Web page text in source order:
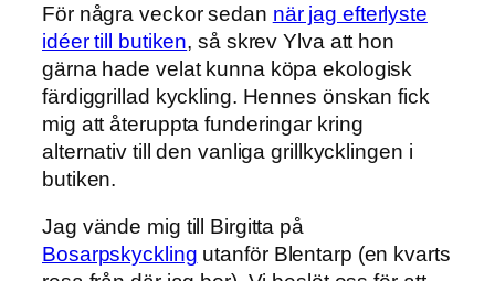
För några veckor sedan när jag efterlyste
idéer till butiken, så skrev Ylva att hon
gärna hade velat kunna köpa ekologisk
färdiggrillad kyckling. Hennes önskan fick
mig att återuppta funderingar kring
alternativ till den vanliga grillkycklingen i
butiken.
Jag vände mig till Birgitta på
Bosarpskyckling utanför Blentarp (en kvarts